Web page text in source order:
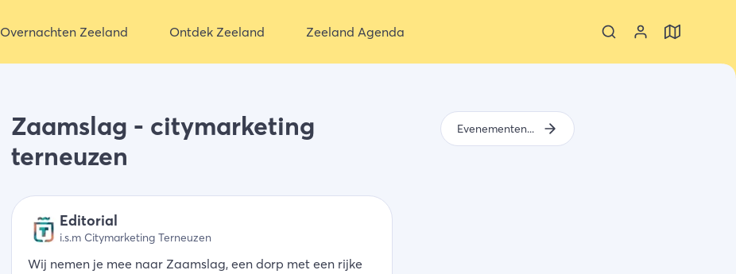
Overnachten Zeeland Ontdek Zeeland Zeeland Agenda
Zaamslag - citymarketing
terneuzen
Editorial
i.s.m Citymarketing Terneuzen
Wij nemen je mee naar Zaamslag, een dorp met een rijke
Evenementen aankomend weekend